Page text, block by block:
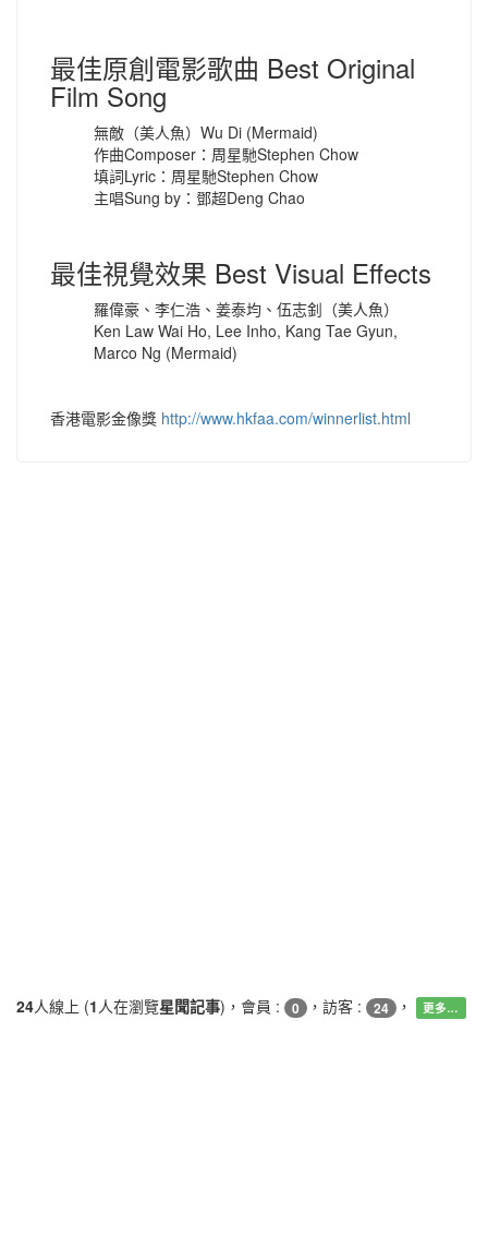
最佳原創電影歌曲 Best Original
Film Song
無敵（美人魚）Wu Di (Mermaid)
作曲Composer：周星馳Stephen Chow
填詞Lyric：周星馳Stephen Chow
主唱Sung by：鄧超Deng Chao
最佳視覺效果 Best Visual Effects
羅偉豪、李仁浩、姜泰均、伍志釗（美人魚）
Ken Law Wai Ho, Lee Inho, Kang Tae Gyun,
Marco Ng (Mermaid)
香港電影金像獎 http://www.hkfaa.com/winnerlist.html
24人線上 (1人在瀏覽星聞記事)，會員 : 0 ，訪客 : 24 ， 更多…